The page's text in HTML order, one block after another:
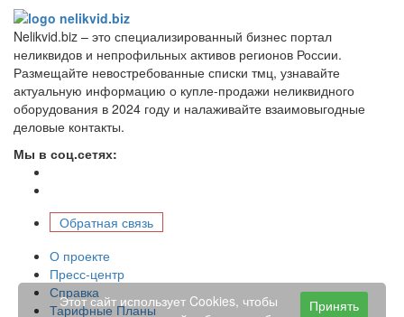
Nelikvid.biz – это специализированный бизнес портал
неликвидов и непрофильных активов регионов России.
Размещайте невостребованные списки тмц, узнавайте
актуальную информацию о купле-продажи неликвидного
оборудования в 2024 году и налаживайте взаимовыгодные
деловые контакты.
Мы в соц.сетях:
Обратная связь
О проекте
Пресс-центр
Справка
Тарифные Планы
Этот сайт использует Cookies, чтобы
Принять